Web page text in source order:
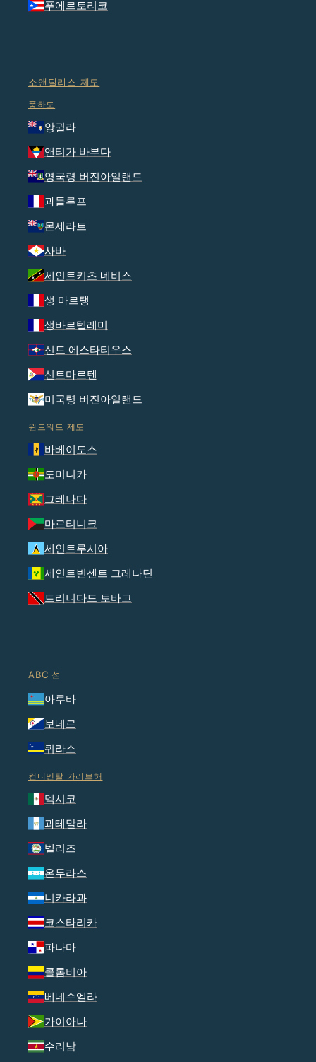
푸에르토리코
소앤틸리스 제도
풍하도
앙귈라
앤티가 바부다
영국령 버진아일랜드
과들루프
몬세라트
사바
세인트키츠 네비스
생 마르탱
생바르텔레미
신트 에스타티우스
신트마르텐
미국령 버진아일랜드
윈드워드 제도
바베이도스
도미니카
그레나다
마르티니크
세인트루시아
세인트빈센트 그레나딘
트리니다드 토바고
ABC 섬
아루바
보네르
퀴라소
컨티넨탈 카리브해
멕시코
과테말라
벨리즈
온두라스
니카라과
코스타리카
파나마
콜롬비아
베네수엘라
가이아나
수리남